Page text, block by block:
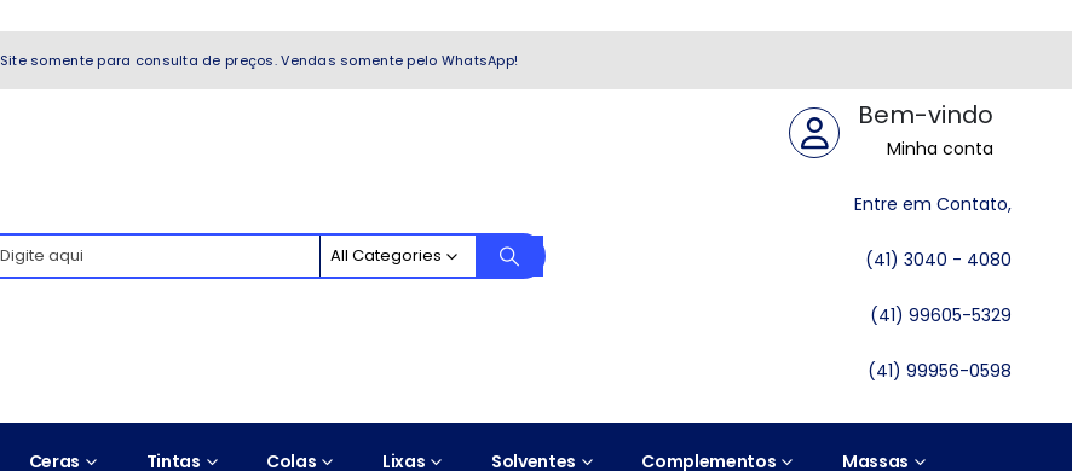
Site somente para consulta de preços. Vendas somente pelo WhatsApp!
All Categories
Bem-vindo
Minha conta
Entre em Contato,
(41) 3040 - 4080
(41) 99605-5329
(41) 99956-0598
Ceras Tintas Colas Lixas Solventes Complementos Massas